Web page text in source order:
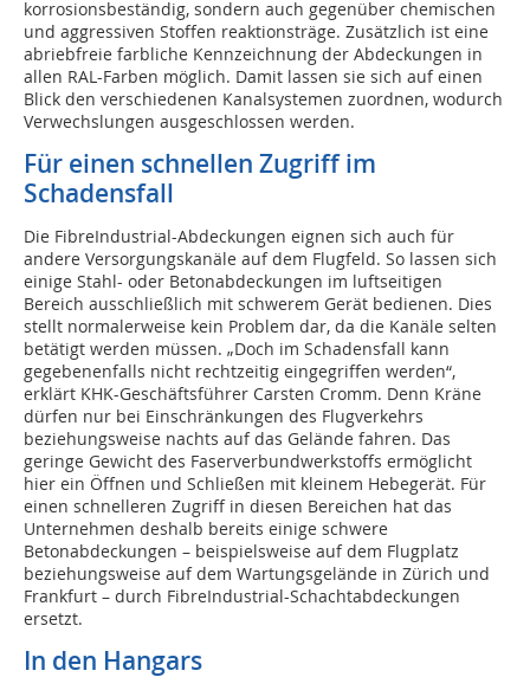
korrosionsbeständig, sondern auch gegenüber chemischen
und aggressiven Stoffen reaktionsträge. Zusätzlich ist eine
abriebfreie farbliche Kennzeichnung der Abdeckungen in
allen RAL-Farben möglich. Damit lassen sie sich auf einen
Blick den verschiedenen Kanalsystemen zuordnen, wodurch
Verwechslungen ausgeschlossen werden.
Für einen schnellen Zugriff im
Schadensfall
Die FibreIndustrial-Abdeckungen eignen sich auch für
andere Versorgungskanäle auf dem Flugfeld. So lassen sich
einige Stahl- oder Betonabdeckungen im luftseitigen
Bereich ausschließlich mit schwerem Gerät bedienen. Dies
stellt normalerweise kein Problem dar, da die Kanäle selten
betätigt werden müssen. „Doch im Schadensfall kann
gegebenenfalls nicht rechtzeitig eingegriffen werden“,
erklärt KHK-Geschäftsführer Carsten Cromm. Denn Kräne
dürfen nur bei Einschränkungen des Flugverkehrs
beziehungsweise nachts auf das Gelände fahren. Das
geringe Gewicht des Faserverbundwerkstoffs ermöglicht
hier ein Öffnen und Schließen mit kleinem Hebegerät. Für
einen schnelleren Zugriff in diesen Bereichen hat das
Unternehmen deshalb bereits einige schwere
Betonabdeckungen – beispielsweise auf dem Flugplatz
beziehungsweise auf dem Wartungsgelände in Zürich und
Frankfurt – durch FibreIndustrial-Schachtabdeckungen
ersetzt.
In den Hangars